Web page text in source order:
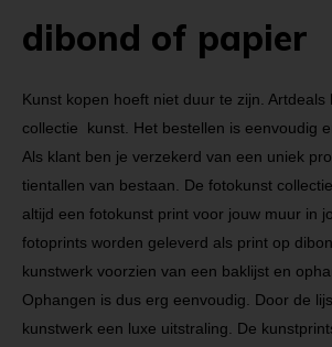
dibond of papier
Kunst kopen hoeft niet duur te zijn. Artdeals
collectie kunst. Het bestellen is eenvoudig
Als klant ben je verzekerd van een uniek
tientallen van bestaan. De fotokunst
altijd een fotokunst print voor jouw muur in
fotoprints worden geleverd als print op
kunstwerk voorzien van een baklijst en
Ophangen is dus erg eenvoudig. Door de
kunstwerk een luxe uitstraling. De